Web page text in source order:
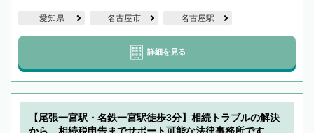
愛知県 名古屋市 名古屋駅
詳細を見る
【尾張一宮駅・名鉄一宮駅徒歩3分】相続トラブルの解決
から、相続税申告までサポート可能な法律事務所です